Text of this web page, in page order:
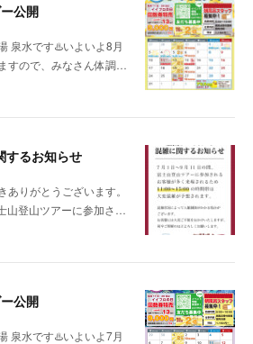
公開
泉水です♨️いよいよ8月
すので、みなさん体調…
するお知らせ
りがとうございます。
山登山ツアーに参加さ…
公開
泉水です♨️いよいよ7月